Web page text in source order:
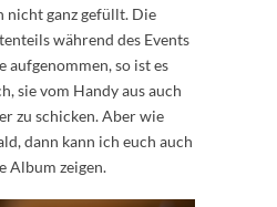
nicht ganz gefüllt. Die
während des Events
aufgenommen, so ist es
sie vom Handy aus auch
zu schicken. Aber wie
dann kann ich euch auch
Album zeigen.